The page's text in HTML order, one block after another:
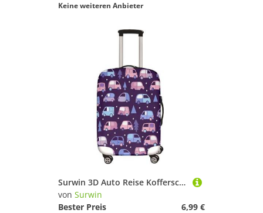
Keine weiteren Anbieter
Surwin 3D Auto Reise Kofferschutzhülle Reisetasche Kofferbezug Elastisch Kofferhülle Gepäck Cover Waschbare Reisekoffer Hülle Schutz Bezug Schutzhülle (Lila B,S (18-20 Zoll))
von Surwin
Bester Preis
6,99 €